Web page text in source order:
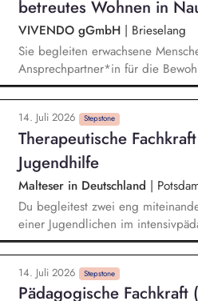
betreutes Wohnen in
VIVENDO gGmbH | Brieselang
Sie begleiten erwachsene
Ansprechpartner*in für die
entwickeln gemeinsam mit
wertschätzendes Wohnumfeld.
Fachdiensten zusammen. Sie
14. Juli 2026 Stepstone
Therapeutische
Jugendhilfe
Malteser in Deutschland |
Du begleitest zwei eng
einer Jugendlichen im
Kindern und Jugendlichen in
nicht losgelöst vom Alltag,
Gemeinsam mit dem
konkrete Alltagssituationen und
14. Juli 2026 Stepstone
Pädagogische